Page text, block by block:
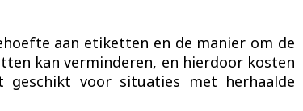
aan etiketten en de manier om de
kan verminderen, en hierdoor kosten
voor situaties met herhaalde